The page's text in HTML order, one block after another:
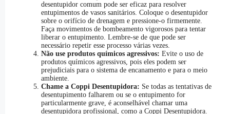
desentupidor comum pode ser eficaz para resolver
entupimentos de vasos sanitários. Coloque o desentupidor
sobre o orifício de drenagem e pressione-o firmemente.
Faça movimentos de bombeamento vigorosos para tentar
liberar o entupimento. Lembre-se de que pode ser
necessário repetir esse processo várias vezes.
Não use produtos químicos agressivos: Evite o uso de
produtos químicos agressivos, pois eles podem ser
prejudiciais para o sistema de encanamento e para o meio
ambiente.
Chame a Coppi Desentupidora: Se todas as tentativas de
desentupimento falharem ou se o entupimento for
particularmente grave, é aconselhável chamar uma
desentupidora profissional, como a Coppi Desentupidora.